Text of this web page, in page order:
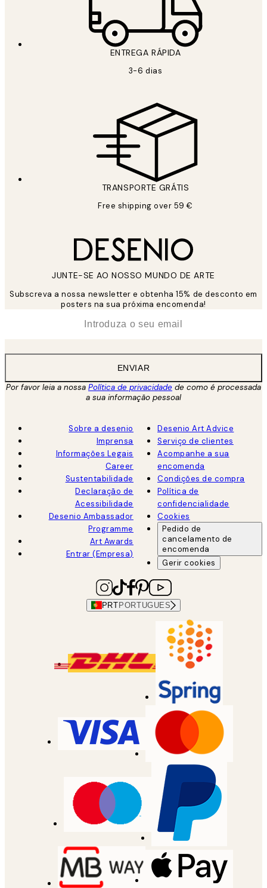
ENTREGA RÁPIDA
3-6 dias
TRANSPORTE GRÁTIS
Free shipping over 59 €
JUNTE-SE AO NOSSO MUNDO DE ARTE
Subscreva a nossa newsletter e obtenha 15% de desconto em
posters na sua próxima encomenda!
ENVIAR
Por favor leia a nossa Política de privacidade de como é processada
a sua informação pessoal
Sobre a desenio
Imprensa
Informações Legais
Career
Sustentabilidade
Declaração de
Acessibilidade
Desenio Ambassador
Programme
Art Awards
Entrar (Empresa)
Desenio Art Advice
Serviço de clientes
Acompanhe a sua
encomenda
Condições de compra
Política de
confidencialidade
Cookies
Pedido de
cancelamento de
encomenda
Gerir cookies
PRT PORTUGUES